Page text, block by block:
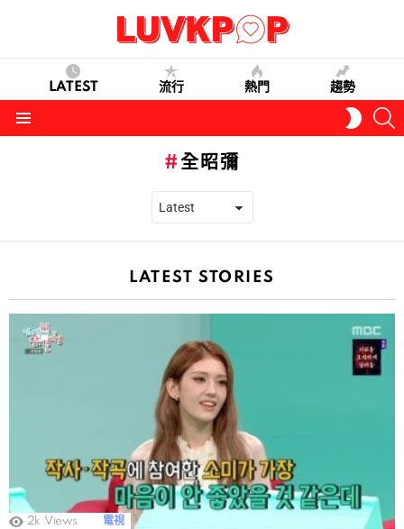
LATEST 流行 熱門 趨勢
SKIN
全昭彌
LATEST STORIES
2k Views 電視